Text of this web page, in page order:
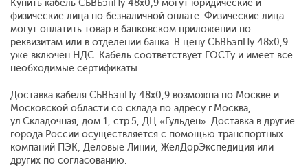
Купить кабель СБВБэпПу 48х0,9 могут юридические и
физические лица по безналичной оплате. Физические лица
могут оплатить товар в банковском приложении по
реквизитам или в отделении банка. В цену СБВБэпПу 48х0,9
уже включен НДС. Кабель соответствует ГОСТу и имеет все
необходимые сертификаты.
Доставка кабеля СБВБэпПу 48х0,9 возможна по Москве и
Московской области со склада по адресу г.Москва,
ул.Складочная, дом 1, стр.5, ДЦ «Гульден». Доставка в другие
города России осуществляется с помощью транспортных
компаний ПЭК, Деловые Линии, ЖелДорЭкспедиция или
других по согласованию.